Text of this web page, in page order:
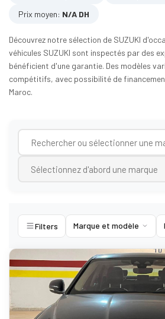
Prix moyen: N/A DH
Découvrez notre sélection de SUZUKI
véhicules SUZUKI sont inspectés par des
bénéficient d'une garantie. Des modèles
compétitifs, avec possibilité de
Maroc.
Filters Marque et modèle